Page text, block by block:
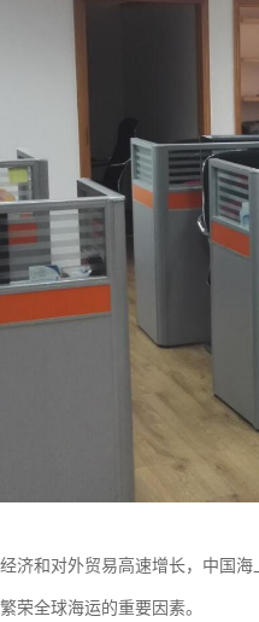
济和对外贸易高速增长，中国
荣全球海运的重要因素。